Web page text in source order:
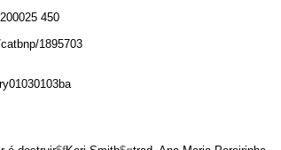
450
1895703